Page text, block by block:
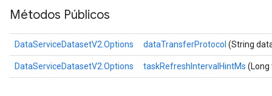
Métodos Públicos
DataServiceDatasetV2.Options dataTransferProtocol (String
DataServiceDatasetV2.Options taskRefreshIntervalHintMs (Long